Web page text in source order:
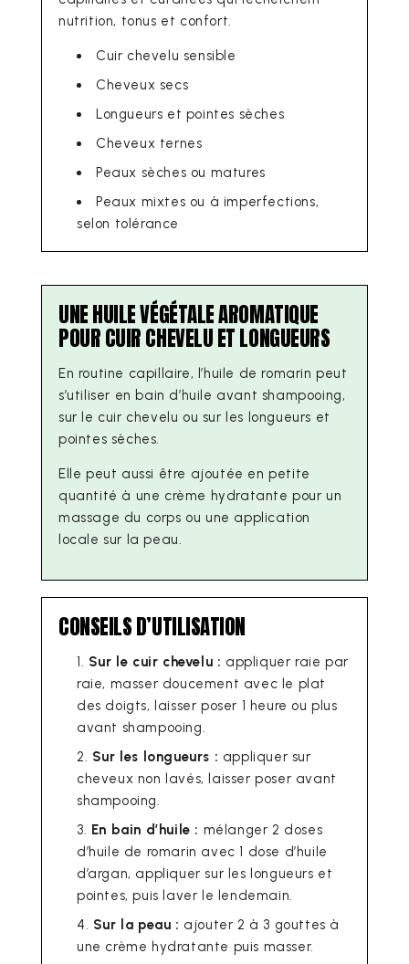
nutrition, tonus et confort.
Cuir chevelu sensible
Cheveux secs
Longueurs et pointes sèches
Cheveux ternes
Peaux sèches ou matures
Peaux mixtes ou à imperfections,
selon tolérance
UNE HUILE VÉGÉTALE AROMATIQUE
POUR CUIR CHEVELU ET LONGUEURS
En routine capillaire, l’huile de romarin peut
s’utiliser en bain d’huile avant shampooing,
sur le cuir chevelu ou sur les longueurs et
pointes sèches.
Elle peut aussi être ajoutée en petite
quantité à une crème hydratante pour un
massage du corps ou une application
locale sur la peau.
CONSEILS D’UTILISATION
Sur le cuir chevelu : appliquer raie par
raie, masser doucement avec le plat
des doigts, laisser poser 1 heure ou plus
avant shampooing.
Sur les longueurs : appliquer sur
cheveux non lavés, laisser poser avant
shampooing.
En bain d’huile : mélanger 2 doses
d’huile de romarin avec 1 dose d’huile
d’argan, appliquer sur les longueurs et
pointes, puis laver le lendemain.
Sur la peau : ajouter 2 à 3 gouttes à
une crème hydratante puis masser.